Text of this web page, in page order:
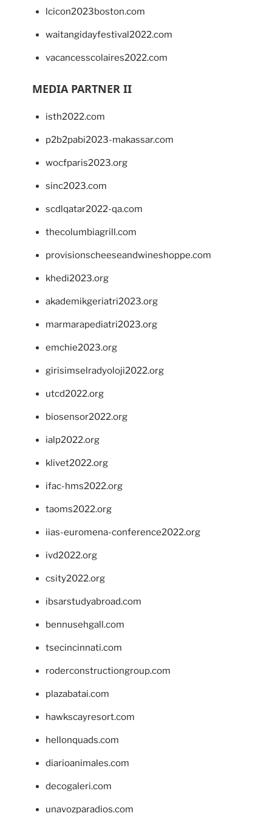
lcicon2023boston.com
waitangidayfestival2022.com
vacancesscolaires2022.com
MEDIA PARTNER II
isth2022.com
p2b2pabi2023-makassar.com
wocfparis2023.org
sinc2023.com
scdlqatar2022-qa.com
thecolumbiagrill.com
provisionscheeseandwineshoppe.com
khedi2023.org
akademikgeriatri2023.org
marmarapediatri2023.org
emchie2023.org
girisimselradyoloji2022.org
utcd2022.org
biosensor2022.org
ialp2022.org
klivet2022.org
ifac-hms2022.org
taoms2022.org
iias-euromena-conference2022.org
ivd2022.org
csity2022.org
ibsarstudyabroad.com
bennusehgall.com
tsecincinnati.com
roderconstructiongroup.com
plazabatai.com
hawkscayresort.com
hellonquads.com
diarioanimales.com
decogaleri.com
unavozparadios.com